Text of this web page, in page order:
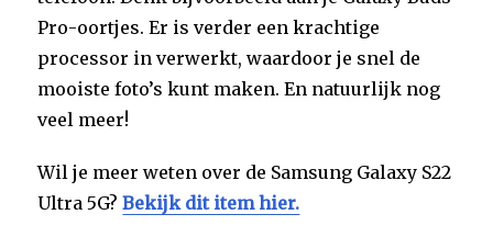
Pro-oortjes. Er is verder een krachtige
processor in verwerkt, waardoor je snel de
mooiste foto’s kunt maken. En natuurlijk nog
veel meer!
Wil je meer weten over de Samsung Galaxy S22
Ultra 5G?Bekijk dit item hier.